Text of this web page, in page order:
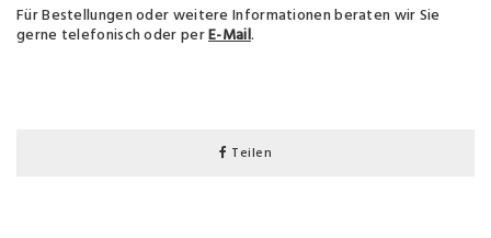
Für Bestellungen oder weitere Informationen beraten wir Sie
gerne telefonisch oder perE-Mail.
Teilen